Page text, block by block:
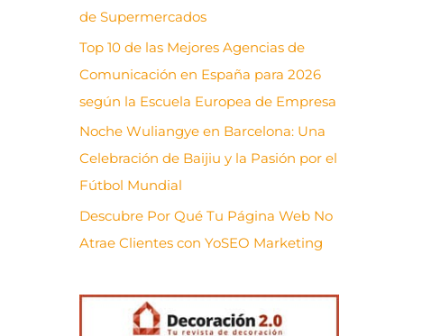
de Supermercados
Top 10 de las Mejores Agencias de
Comunicación en España para 2026
según la Escuela Europea de Empresa
Noche Wuliangye en Barcelona: Una
Celebración de Baijiu y la Pasión por el
Fútbol Mundial
Descubre Por Qué Tu Página Web No
Atrae Clientes con YoSEO Marketing